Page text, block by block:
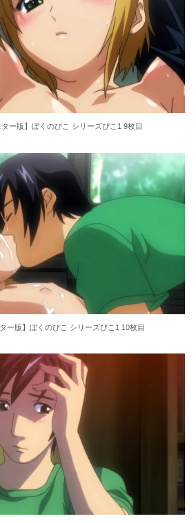
ター版】ぼくのぴこ シリーズぴこ1 9枚目
ー版】ぼくのぴこ シリーズぴこ1 10枚目